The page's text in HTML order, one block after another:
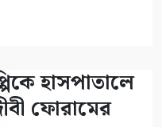
হাসপাতালে
ফোরামের